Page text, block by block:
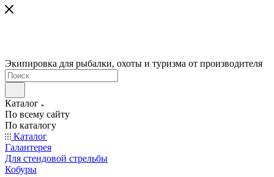
Экипировка для рыбалки, охоты и туризма от производителя
Каталог
По всему сайту
По каталогу
Каталог
Галантерея
Для стендовой стрельбы
Кобуры